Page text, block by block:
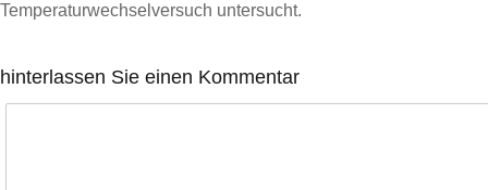
Temperaturwechselversuch untersucht.
hinterlassen Sie einen Kommentar